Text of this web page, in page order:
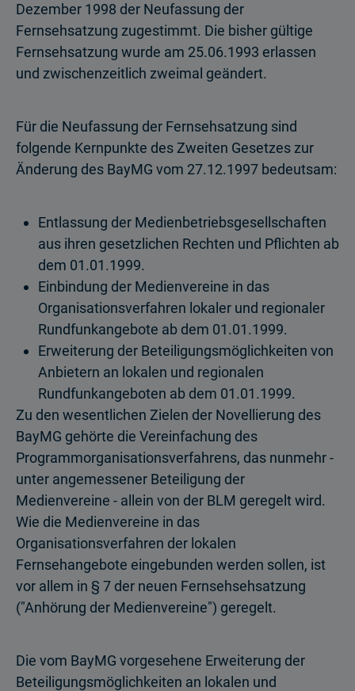
Dezember 1998 der Neufassung der
Fernsehsatzung zugestimmt. Die bisher gültige
Fernsehsatzung wurde am 25.06.1993 erlassen
und zwischenzeitlich zweimal geändert.
Für die Neufassung der Fernsehsatzung sind
folgende Kernpunkte des Zweiten Gesetzes zur
Änderung des BayMG vom 27.12.1997 bedeutsam:
Entlassung der Medienbetriebsgesellschaften
aus ihren gesetzlichen Rechten und Pflichten ab
dem 01.01.1999.
Einbindung der Medienvereine in das
Organisationsverfahren lokaler und regionaler
Rundfunkangebote ab dem 01.01.1999.
Erweiterung der Beteiligungsmöglichkeiten von
Anbietern an lokalen und regionalen
Rundfunkangeboten ab dem 01.01.1999.
Zu den wesentlichen Zielen der Novellierung des
BayMG gehörte die Vereinfachung des
Programmorganisationsverfahrens, das nunmehr -
unter angemessener Beteiligung der
Medienvereine - allein von der BLM geregelt wird.
Wie die Medienvereine in das
Organisationsverfahren der lokalen
Fernsehangebote eingebunden werden sollen, ist
vor allem in § 7 der neuen Fernsehsehsatzung
("Anhörung der Medienvereine") geregelt.
Die vom BayMG vorgesehene Erweiterung der
Beteiligungsmöglichkeiten an lokalen und